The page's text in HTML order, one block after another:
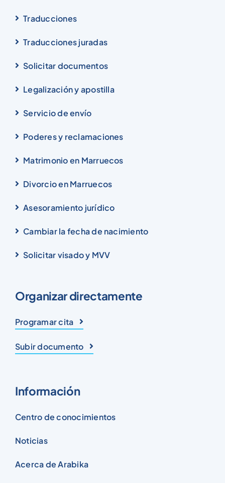
Traducciones
Traducciones juradas
Solicitar documentos
Legalización y apostilla
Servicio de envío
Poderes y reclamaciones
Matrimonio en Marruecos
Divorcio en Marruecos
Asesoramiento jurídico
Cambiar la fecha de nacimiento
Solicitar visado y MVV
Organizar directamente
Programar cita
Subir documento
Información
Centro de conocimientos
Noticias
Acerca de Arabika